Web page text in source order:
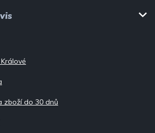
zboží do 30 dnů